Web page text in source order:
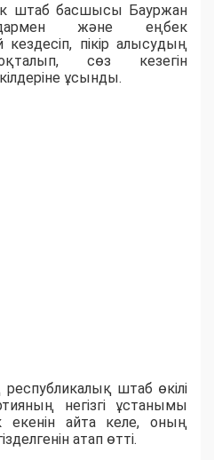
штаб басшысы Бауржан
және еңбек
пікір алысудың
сөз кезегін
ұсынды.
штаб өкілі
негізгі ұстанымы
екенін айта келе, оның
атап өтті.